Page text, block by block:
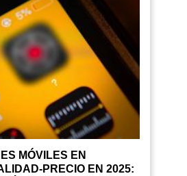
MÓVILES EN
PRECIO EN 2025: